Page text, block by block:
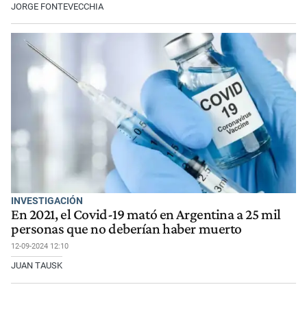
JORGE FONTEVECCHIA
INVESTIGACIÓN
En 2021, el Covid-19 mató en Argentina a 25 mil
personas que no deberían haber muerto
12-09-2024 12:10
JUAN TAUSK